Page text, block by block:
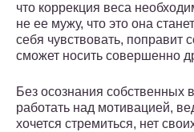
что коррекция веса
не ее мужу, что это она
себя чувствовать, поправит
сможет носить совершенно
Без осознания собственных
работать над мотивацией,
хочется стремиться, нет